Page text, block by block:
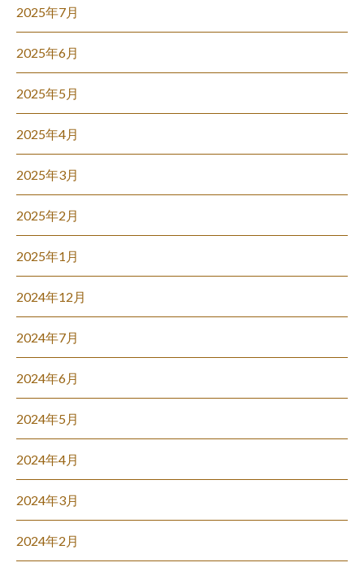
2025年7月
2025年6月
2025年5月
2025年4月
2025年3月
2025年2月
2025年1月
2024年12月
2024年7月
2024年6月
2024年5月
2024年4月
2024年3月
2024年2月